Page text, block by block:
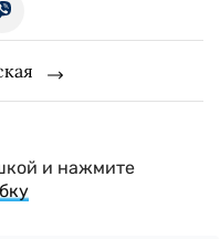
и нажмите